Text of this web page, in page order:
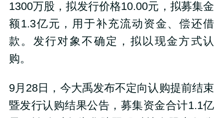
1300万股，拟发行价格10.00元，拟募集金
额1.3亿元，用于补充流动资金、偿还借
款。发行对象不确定，拟以现金方式认
购。
9月28日， 今大禹发布不定向认购提前结束
暨发行认购结果公告，募集资金合计1.1亿